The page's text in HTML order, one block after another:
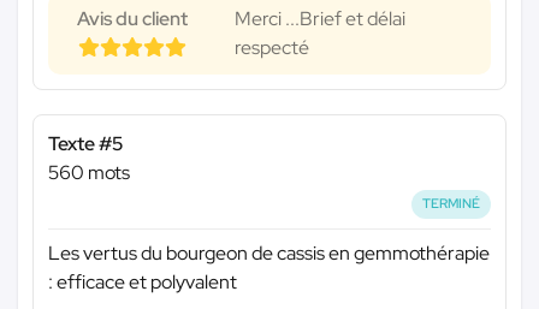
Avis du client
Merci ...Brief et délai
respecté
Texte #5
560 mots
TERMINÉ
Les vertus du bourgeon de cassis en gemmothérapie
: efficace et polyvalent